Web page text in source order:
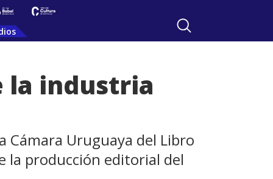
la industria
Cámara Uruguaya del Libro
la producción editorial del